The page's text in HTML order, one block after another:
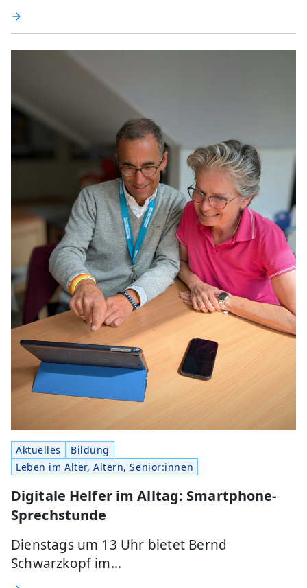
Aktuelles
Bildung
Leben im Alter, Altern, Senior:innen
Digitale Helfer im Alltag: Smartphone-
Sprechstunde
Dienstags um 13 Uhr bietet Bernd
Schwarzkopf im…